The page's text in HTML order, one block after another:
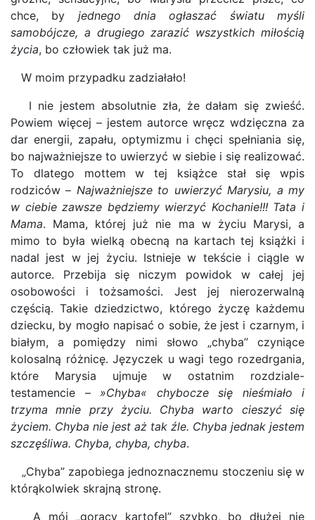
chce, by jednego dnia ogłaszać światu myśli
samobójcze, a drugiego zarazić wszystkich miłością
życia, bo człowiek tak już ma.
W moim przypadku zadziałało!
I nie jestem absolutnie zła, że dałam się zwieść.
Powiem więcej – jestem autorce wręcz wdzięczna za
dar energii, zapału, optymizmu i chęci spełniania się,
bo najważniejsze to uwierzyć w siebie i się realizować.
To dlatego mottem w tej książce stał się wpis
rodziców – Najważniejsze to uwierzyć Marysiu, a my
w ciebie zawsze będziemy wierzyć Kochanie!!! Tata i
Mama. Mama, której już nie ma w życiu Marysi, a
mimo to była wielką obecną na kartach tej książki i
nadal jest w jej życiu. Istnieje w tekście i ciągle w
autorce. Przebija się niczym powidok w całej jej
osobowości i tożsamości. Jest jej nierozerwalną
częścią. Takie dziedzictwo, którego życzę każdemu
dziecku, by mogło napisać o sobie, że jest i czarnym, i
białym, a pomiędzy nimi słowo „chyba” czyniące
kolosalną różnicę. Języczek u wagi tego rozedrgania,
które Marysia ujmuje w ostatnim rozdziale-
testamencie – »Chyba« chybocze się nieśmiało i
trzyma mnie przy życiu. Chyba warto cieszyć się
życiem. Chyba nie jest aż tak źle. Chyba jednak jestem
szczęśliwa. Chyba, chyba, chyba.
„Chyba” zapobiega jednoznacznemu stoczeniu się w
którąkolwiek skrajną stronę.
A mój „gorący kartofel” szybko, bo dłużej nie